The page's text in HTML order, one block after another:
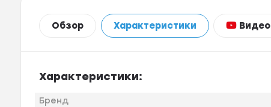
Обзор Характеристики Видео
Характеристики:
Бренд